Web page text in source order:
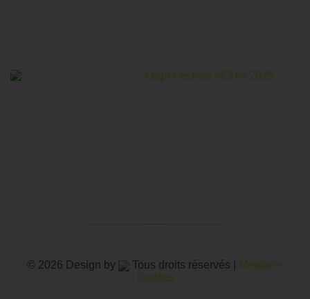
© 2026 Design by Tous droits réservés |
Mentions
légales